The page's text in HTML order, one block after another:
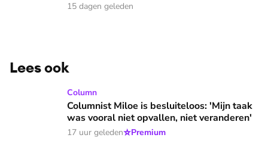
15 dagen geleden
Lees ook
Columnist Miloe is besluiteloos: 'Mijn taak was vooral niet
Column
Columnist Miloe is besluiteloos: 'Mijn taak
was vooral niet opvallen, niet veranderen'
17 uur geleden⭐Premium